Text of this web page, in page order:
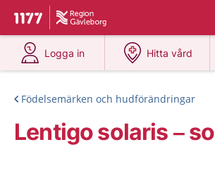
Till startsidan för 1177
Du har valt region
Logga in
på 1177.se
Hitta vård
på 1177.se
Födelsemärken och hudförändringar
Lentigo solaris –